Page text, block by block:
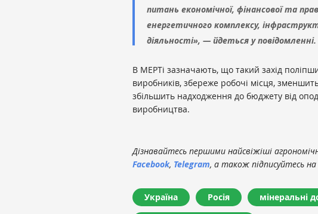
питань економічної, фінансової та
енергетичного комплексу,
діяльності», — йдеться у повідомленні.
В МЕРТі зазначають, що такий захід
виробників, збереже робочі місця,
збільшить надходження до бюджету від
виробництва.
Дізнавайтесь першими найсвіжіші
Facebook, Telegram, а також підписуйтесь на
Україна Росія мінеральні